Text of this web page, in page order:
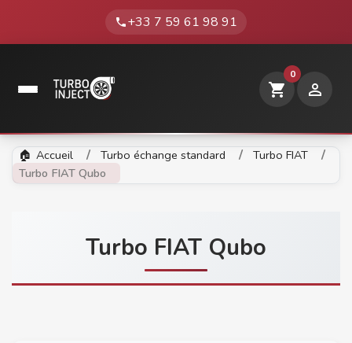
phone+33 7 59 61 98 91
shopping_cart
0

Accueil Turbo échange standard
Turbo FIAT
Turbo FIAT Qubo
Turbo FIAT Qubo